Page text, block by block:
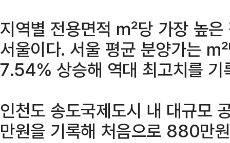
지역별 전용면적 ㎡당 가장 높
서울이다. 서울 평균 분양가는
7.54% 상승해 역대 최고치를 기
인천도 송도국제도시 내 대규
만원을 기록해 처음으로 880만